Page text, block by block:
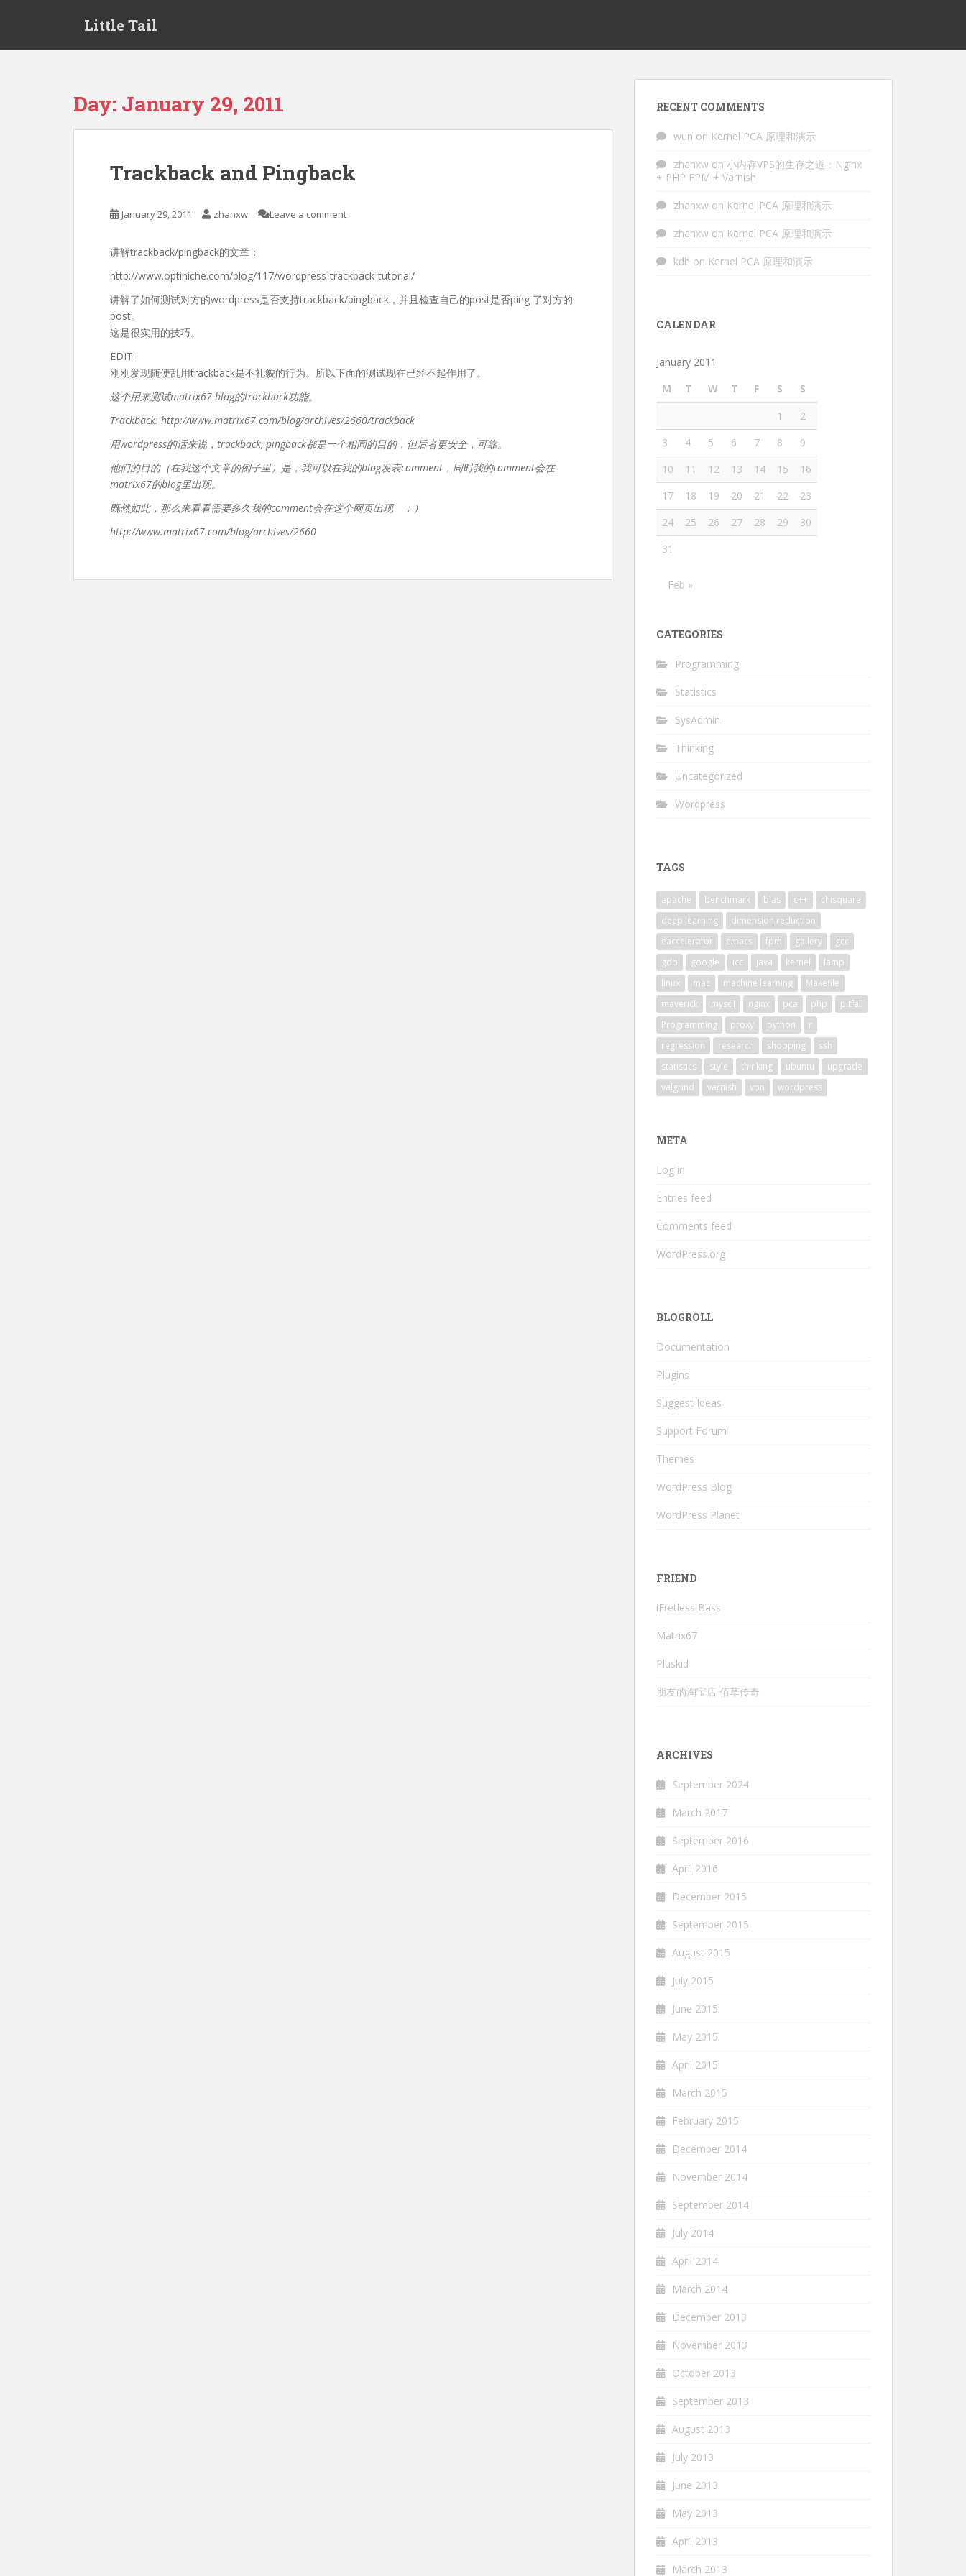
Little Tail
Day: January 29, 2011
Trackback and Pingback
January 29, 2011 zhanxw Leave a comment
讲解trackback/pingback的文章：
http://www.optiniche.com/blog/117/wordpress-trackback-tutorial/
讲解了如何测试对方的wordpress是否支持trackback/pingback，并且检查自己的post是否ping 了对方的
post。
这是很实用的技巧。
EDIT:
刚刚发现随便乱用trackback是不礼貌的行为。所以下面的测试现在已经不起作用了。
这个用来测试matrix67 blog的trackback功能。
Trackback: http://www.matrix67.com/blog/archives/2660/trackback
用wordpress的话来说，trackback, pingback都是一个相同的目的，但后者更安全，可靠。
他们的目的（在我这个文章的例子里）是，我可以在我的blog发表comment，同时我的comment会在
matrix67的blog里出现。
既然如此，那么来看看需要多久我的comment会在这个网页出现 ：）
http://www.matrix67.com/blog/archives/2660
RECENT COMMENTS
wun on Kernel PCA 原理和演示
zhanxw on 小内存VPS的生存之道：Nginx
+ PHP FPM + Varnish
zhanxw on Kernel PCA 原理和演示
zhanxw on Kernel PCA 原理和演示
kdh on Kernel PCA 原理和演示
CALENDAR
January 2011
M
T W T F S
S
1
2
3
4 5 6 7 8
9
10
11 12 13 14 15
16
17
18 19 20 21 22
23
24
25 26 27 28 29
30
31
Feb »
CATEGORIES
Programming
Statistics
SysAdmin
Thinking
Uncategorized
Wordpress
TAGS
apache benchmark blas c++
chisquare
deep learning
dimension reduction
eaccelerator
emacs fpm gallery
gcc
gdb
google icc java kernel
lamp
linux
mac machine learning
Makefile
maverick
mysql nginx pca php
pitfall
Programming
proxy python
r
regression
research shopping
ssh
statistics
style thinking ubuntu
upgrade
valgrind
varnish vpn wordpress
META
Log in
Entries feed
Comments feed
WordPress.org
BLOGROLL
Documentation
Plugins
Suggest Ideas
Support Forum
Themes
WordPress Blog
WordPress Planet
FRIEND
iFretless Bass
Matrix67
Pluskid
朋友的淘宝店 佰草传奇
ARCHIVES
September 2024
March 2017
September 2016
April 2016
December 2015
September 2015
August 2015
July 2015
June 2015
May 2015
April 2015
March 2015
February 2015
December 2014
November 2014
September 2014
July 2014
April 2014
March 2014
December 2013
November 2013
October 2013
September 2013
August 2013
July 2013
June 2013
May 2013
April 2013
March 2013